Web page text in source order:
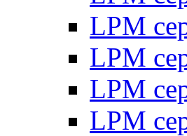
LPM
LPM
LPM
LPM